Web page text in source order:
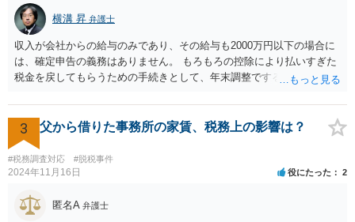
横溝 昇 弁護士
収入が会社からの給与のみであり、その給与も2000万円以下の場合に
は、確定申告の義務はありません。 もろもろの控除により払いすぎた
税金を戻してもらうための手続きとして、年末調整でするのか、確定
する義務がある場合で確定申告をしなかった場合には、税務署の調査
等があり、本来払うべき税金にプラスして加算税の処分を科される場
合もあります。 高額なものでもない限り単なる無申告だけでは直ちに
逮捕されないとは思います。
3 父から借りた事務所の家賃、税務上の影響は？
#税務調査対応 #脱税事件
2024年11月16日 役にたった 2
匿名A 弁護士